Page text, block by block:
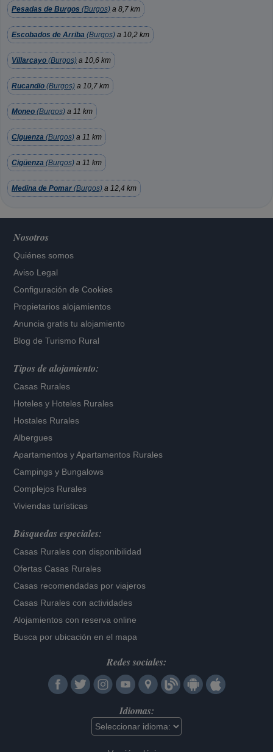
Pesadas de Burgos (Burgos) a 8,7 km
Escobados de Arriba (Burgos) a 10,2 km
Villarcayo (Burgos) a 10,6 km
Rucandio (Burgos) a 10,7 km
Moneo (Burgos) a 11 km
Ciguenza (Burgos) a 11 km
Cigüenza (Burgos) a 11 km
Medina de Pomar (Burgos) a 12,4 km
Nosotros
Quiénes somos
Aviso Legal
Configuración de Cookies
Propietarios alojamientos
Anuncia gratis tu alojamiento
Blog de Turismo Rural
Tipos de alojamiento:
Casas Rurales
Hoteles y Hoteles Rurales
Hostales Rurales
Albergues
Apartamentos yApartamentos Rurales
Campings y Bungalows
Complejos Rurales
Viviendas turísticas
Búsquedas especiales:
Casas Rurales con disponibilidad
Ofertas Casas Rurales
Casas recomendadas por viajeros
Casas Rurales con actividades
Alojamientos con reserva online
Busca por ubicación en el mapa
Redes sociales:
Idiomas: